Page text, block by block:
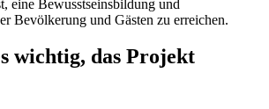
eine Bewusstseinsbildung und
Bevölkerung und Gästen zu erreichen.
wichtig, das Projekt